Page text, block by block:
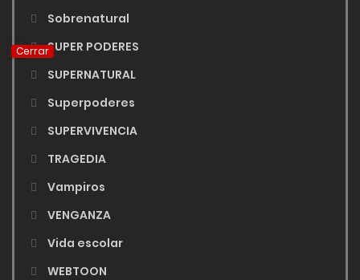
Cerrar
Sobrenatural
SUPER PODERES
SUPERNATURAL
Superpoderes
SUPERVIVENCIA
TRAGEDIA
Vampiros
VENGANZA
Vida escolar
WEBTOON